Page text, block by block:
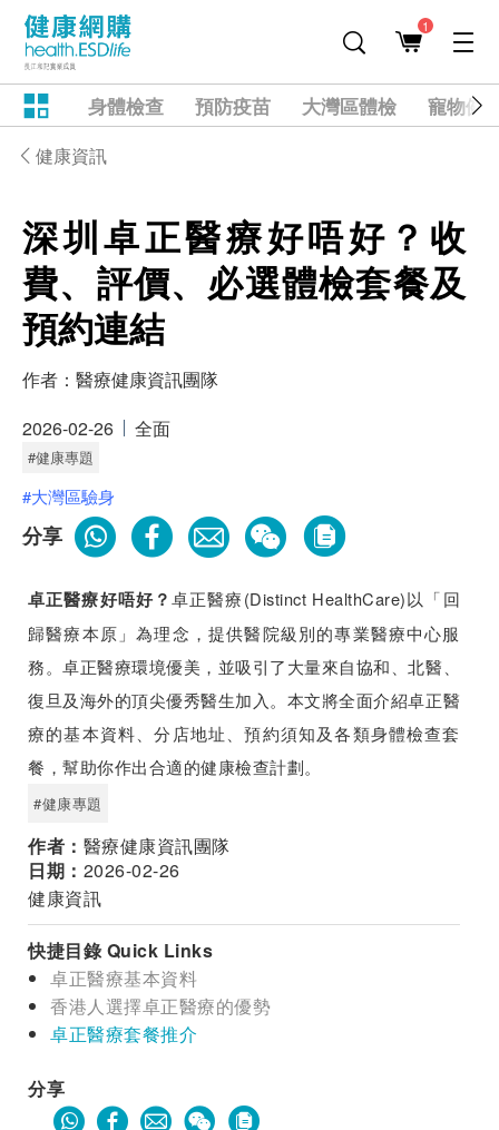
1
身體檢查 預防疫苗 大灣區體檢 寵物健
健康資訊
深圳卓正醫療好唔好？收
費、評價、必選體檢套餐及
預約連結
作者： 醫療健康資訊團隊
2026-02-26
全面
#健康專題
#大灣區驗身
分享
卓正醫療好唔好？卓正醫療(Distinct HealthCare)以「回
歸醫療本原」為理念，提供醫院級別的專業醫療中心服
務。卓正醫療環境優美，並吸引了大量來自協和、北醫、
復旦及海外的頂尖優秀醫生加入。本文將全面介紹卓正醫
療的基本資料、分店地址、預約須知及各類身體檢查套
餐，幫助你作出合適的健康檢查計劃。
#健康專題
作者： 醫療健康資訊團隊
日期： 2026-02-26
健康資訊
快捷目錄 Quick Links
卓正醫療基本資料
香港人選擇卓正醫療的優勢
卓正醫療套餐推介
分享